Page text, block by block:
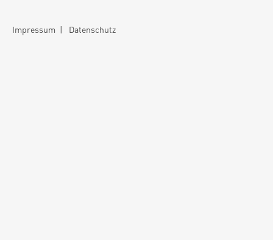
Impressum | Datenschutz